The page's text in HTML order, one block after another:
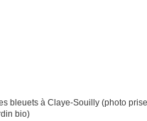
bleuets à Claye-Souilly (photo
bio)